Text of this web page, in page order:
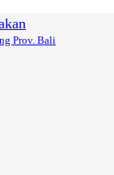
Prov. Bali